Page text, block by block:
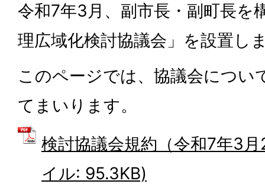
令和7年3月、副市長・副町長を
理広域化検討協議会」を設置し
このページでは、協議会につい
てまいります。
検討協議会規約（令和7年3
イル: 95.3KB)